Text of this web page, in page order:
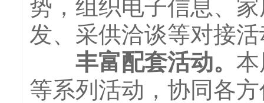
势，组织电子信息、
发、采供洽谈等对接
丰富配套活动。
等系列活动，协同各